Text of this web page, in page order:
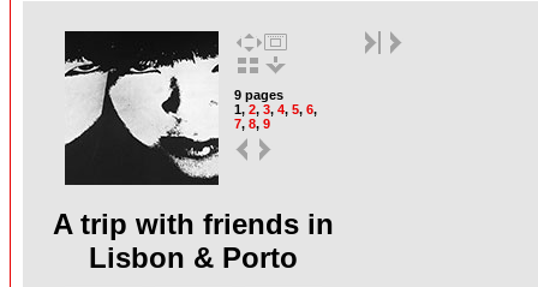
9 pages
1, 2, 3, 4, 5, 6,
7, 8, 9
A trip with friends in
Lisbon & Porto